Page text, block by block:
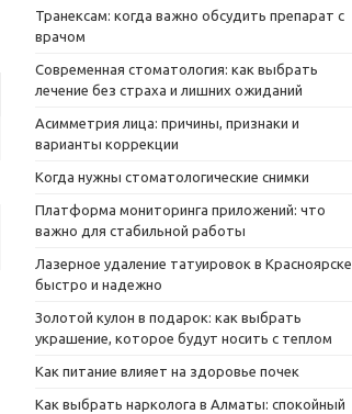
Транексам: когда важно обсудить препарат с
врачом
Современная стоматология: как выбрать
лечение без страха и лишних ожиданий
Асимметрия лица: причины, признаки и
варианты коррекции
Когда нужны стоматологические снимки
Платформа мониторинга приложений: что
важно для стабильной работы
Лазерное удаление татуировок в Красноярске
быстро и надежно
Золотой кулон в подарок: как выбрать
украшение, которое будут носить с теплом
Как питание влияет на здоровье почек
Как выбрать нарколога в Алматы: спокойный